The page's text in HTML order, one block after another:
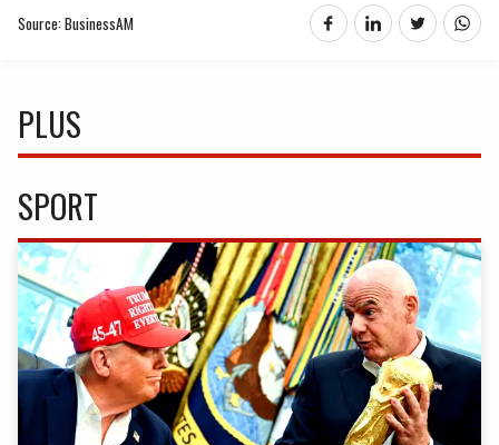
Source: BusinessAM
PLUS
SPORT